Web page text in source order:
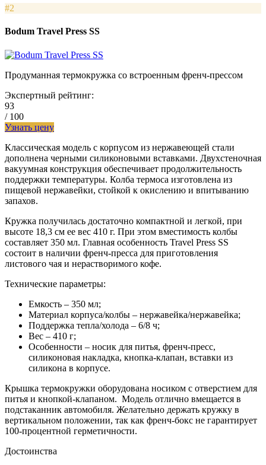
#2
Bodum Travel Press SS
Продуманная термокружка со встроенным френч-прессом
Экспертный рейтинг:
93
/ 100
Узнать цену
Классическая модель с корпусом из нержавеющей стали
дополнена черными силиконовыми вставками. Двухстеночная
вакуумная конструкция обеспечивает продолжительность
поддержки температуры. Колба термоса изготовлена из
пищевой нержавейки, стойкой к окислению и впитыванию
запахов.
Кружка получилась достаточно компактной и легкой, при
высоте 18,3 см ее вес 410 г. При этом вместимость колбы
составляет 350 мл. Главная особенность Travel Press SS
состоит в наличии френч-пресса для приготовления
листового чая и нерастворимого кофе.
Технические параметры:
Емкость – 350 мл;
Материал корпуса/колбы – нержавейка/нержавейка;
Поддержка тепла/холода – 6/8 ч;
Вес – 410 г;
Особенности – носик для питья, френч-пресс,
силиконовая накладка, кнопка-клапан, вставки из
силикона в корпусе.
Крышка термокружки оборудована носиком с отверстием для
питья и кнопкой-клапаном. Модель отлично вмещается в
подстаканник автомобиля. Желательно держать кружку в
вертикальном положении, так как френч-бокс не гарантирует
100-процентной герметичности.
Достоинства